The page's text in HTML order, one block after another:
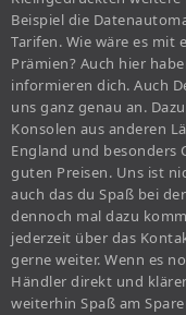
Beispiel die
Tarifen. Wie wäre es
Prämien? Auch hier
informieren dich. Auch
uns ganz genau an.
Konsolen aus anderen
England und besonders
guten Preisen. Uns ist
auch das du Spaß bei
dennoch mal dazu
jederzeit über das
gerne weiter. Wenn es
Händler direkt und
weiterhin Spaß am